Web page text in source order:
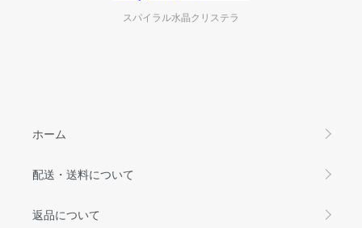
スパイラル水晶クリステラ
ホーム
配送・送料について
返品について